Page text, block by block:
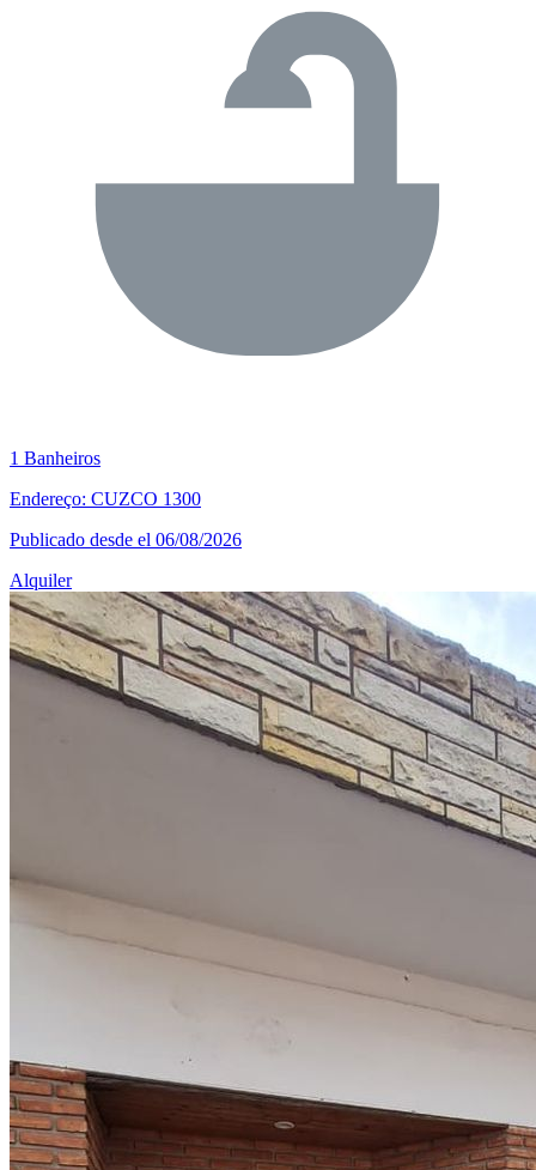
1 Banheiros
Endereço: CUZCO 1300
Publicado desde el 06/08/2026
Alquiler